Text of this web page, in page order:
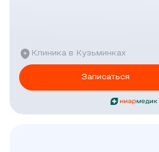
Клиника в Кузьминках
Записаться